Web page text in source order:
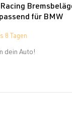
für BMW
8 Tagen
dein Auto!